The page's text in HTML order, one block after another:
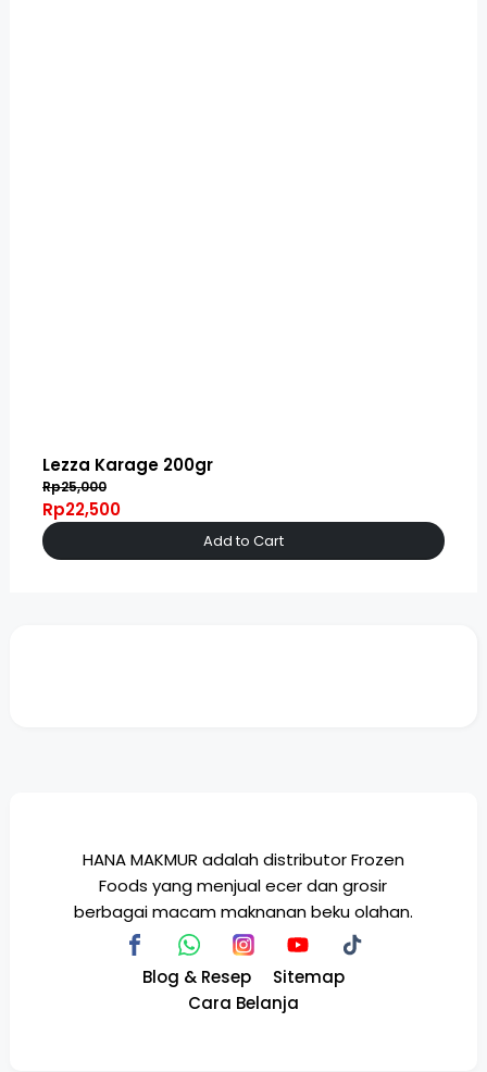
Lezza Karage 200gr
Rp25,000
Rp22,500
Add to Cart
HANA MAKMUR adalah distributor Frozen
Foods yang menjual ecer dan grosir
berbagai macam maknanan beku olahan.
Blog & Resep
Sitemap
Cara Belanja